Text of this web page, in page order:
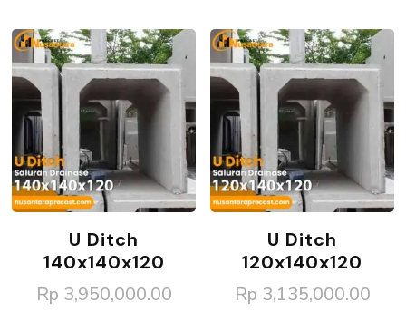
U Ditch
140x140x120
Rp 3,950,000.00
U Ditch
120x140x120
Rp 3,135,000.00